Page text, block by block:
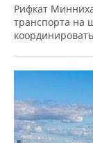
Рифкат
транспорта на